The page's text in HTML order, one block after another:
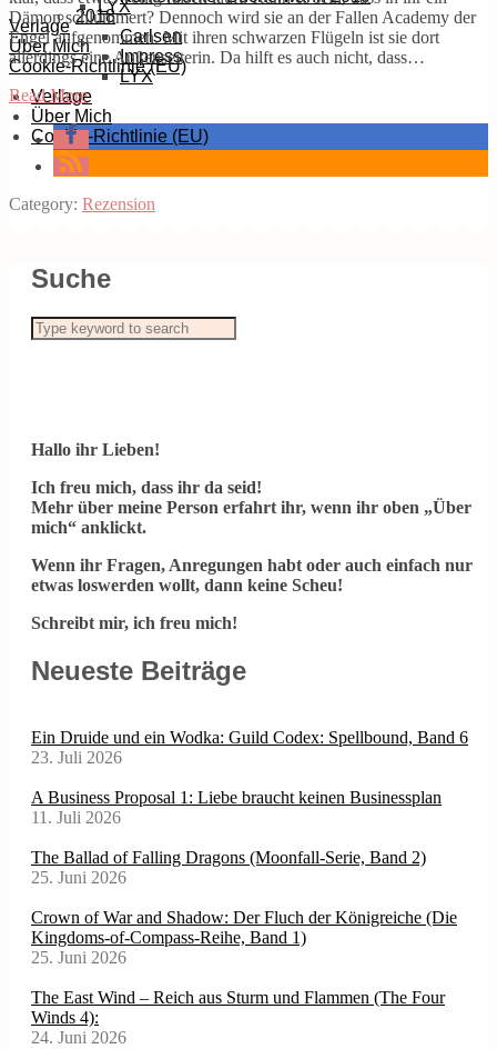
LYX
Verlage
Über Mich
Cookie-Richtlinie (EU)
2018
Carlsen
Impress
LYX
Verlage
Über Mich
Cookie-Richtlinie (EU)
Dämon schlummert? Dennoch wird sie an der Fallen Academy der
Engel aufgenommen. Mit ihren schwarzen Flügeln ist sie dort
allerdings eine Außenseiterin. Da hilft es auch nicht, dass…
Read More
Category: Rezension
Suche
Hallo ihr Lieben!
Ich freu mich, dass ihr da seid!
Mehr über meine Person erfahrt ihr, wenn ihr oben „Über
mich“ anklickt.
Wenn ihr Fragen, Anregungen habt oder auch einfach nur
etwas loswerden wollt, dann keine Scheu!
Schreibt mir, ich freu mich!
Neueste Beiträge
Ein Druide und ein Wodka: Guild Codex: Spellbound, Band 6
23. Juli 2026
A Business Proposal 1: Liebe braucht keinen Businessplan
11. Juli 2026
The Ballad of Falling Dragons (Moonfall-Serie, Band 2)
25. Juni 2026
Crown of War and Shadow: Der Fluch der Königreiche (Die
Kingdoms-of-Compass-Reihe, Band 1)
25. Juni 2026
The East Wind – Reich aus Sturm und Flammen (The Four
Winds 4):
24. Juni 2026